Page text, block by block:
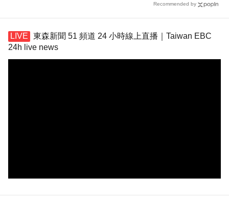
Recommended by
東森新聞 51 頻道 24 小時線上直播｜Taiwan EBC
24h live news